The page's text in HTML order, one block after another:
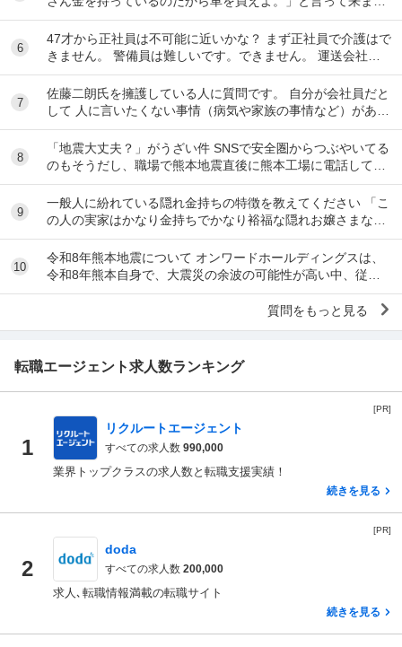
す。 でも なんで しんどい思いをして働いた金で...
6
47才から正社員は不可能に近いかな？ まず正社員で介護はで
きません。 警備員は難しいです。できません。 運送会社の
運転手は無理です。できません 過去にうつ...
7
佐藤二朗氏を擁護している人に質問です。 自分が会社員だと
して 人に言いたくない事情（病気や家族の事情など）があ
り、上司や総務等に相談した結果、仕事内容を...
8
「地震大丈夫？」がうざい件 SNSで安全圏からつぶやいてる
のもそうだし、職場で熊本地震直後に熊本工場に電話して
「うるさい！今それどころじゃないんだよ！」...
9
一般人に紛れている隠れ金持ちの特徴を教えてください 「こ
の人の実家はかなり金持ちでかなり裕福な隠れお嬢さまなん
だな」とわかる特徴を教えてください 私の...
10
令和8年熊本地震について オンワードホールディングスは、
令和8年熊本自身で、大震災の余波の可能性が高い中、従業
員に売上金の確保（金庫への預け入れ）を優先さ...
質問をもっと見る
転職エージェント求人数ランキング
[PR]
1
リクルートエージェント
すべての求人数 990,000
業界トップクラスの求人数と転職支援実績！
続きを見る
[PR]
2
doda
すべての求人数 200,000
求人､転職情報満載の転職サイト
続きを見る